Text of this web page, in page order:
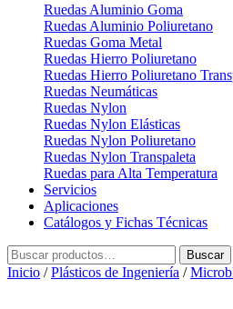
Ruedas Aluminio Goma
Ruedas Aluminio Poliuretano
Ruedas Goma Metal
Ruedas Hierro Poliuretano
Ruedas Hierro Poliuretano
Ruedas Neumáticas
Ruedas Nylon
Ruedas Nylon Elásticas
Ruedas Nylon Poliuretano
Ruedas Nylon Transpaleta
Ruedas para Alta Temperatura
Servicios
Aplicaciones
Catálogos y Fichas Técnicas
Buscar
por:
Buscar
Inicio /Plásticos de Ingeniería /